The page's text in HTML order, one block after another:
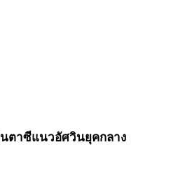
นตาซีแนวอัศวินยุคกลาง